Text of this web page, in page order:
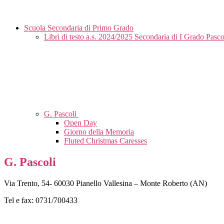
Scuola Secondaria di Primo Grado
Libri di testo a.s. 2024/2025 Secondaria di I Grado
G. Pascoli
Open Day
Giorno della Memoria
Fluted Christmas Caresses
G. Pascoli
Via Trento, 54- 60030 Pianello Vallesina – Monte Roberto (AN)
Tel e fax: 0731/700433